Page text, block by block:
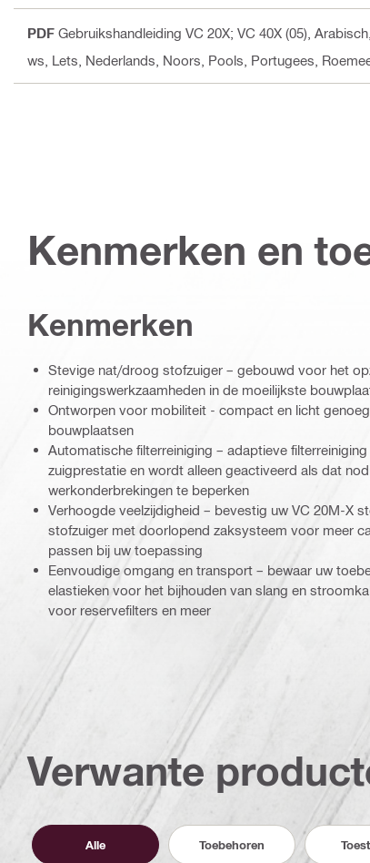
PDF Gebruikshandleiding VC 20X; VC 40X (05) ,
ws, Lets, Nederlands, Noors, Pools, Portugees,
Kenmerken en
Kenmerken
Stevige nat/droog stofzuiger – gebouwd voor het
reinigingswerkzaamheden in de moeilijkste
Ontworpen voor mobiliteit - compact en licht
bouwplaatsen
Automatische filterreiniging – adaptieve
zuigprestatie en wordt alleen geactiveerd als dat
werkonderbrekingen te beperken
Verhoogde veelzijdigheid – bevestig uw VC 20M-X
stofzuiger met doorlopend zaksysteem voor meer
passen bij uw toepassing
Eenvoudige omgang en transport – bewaar uw
elastieken voor het bijhouden van slang en
voor reservefilters en meer
Verwante
Alle Toebehoren